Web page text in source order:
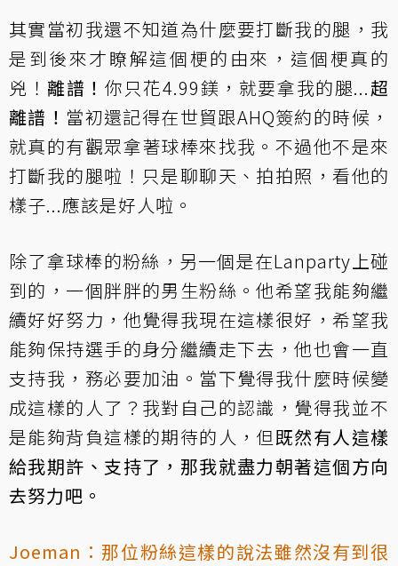
其實當初我還不知道為什麼要打斷我的腿，我
是到後來才瞭解這個梗的由來，這個梗真的
兇！ 離譜！你只花4.99鎂，就要拿我的腿...超
離譜！ 當初還記得在世貿跟AHQ簽約的時候，
就真的有觀眾拿著球棒來找我。不過他不是來
打斷我的腿啦！只是聊聊天、拍拍照，看他的
樣子...應該是好人啦。
除了拿球棒的粉絲，另一個是在Lanparty上碰
到的，一個胖胖的男生粉絲。他希望我能夠繼
續好好努力，他覺得我現在這樣很好，希望我
能夠保持選手的身分繼續走下去，他也會一直
支持我，務必要加油。當下覺得我什麼時候變
成這樣的人了？我對自己的認識，覺得我並不
是能夠背負這樣的期待的人，但既然有人這樣
給我期許、支持了，那我就盡力朝著這個方向
去努力吧。
Joeman：那位粉絲這樣的說法雖然沒有到很